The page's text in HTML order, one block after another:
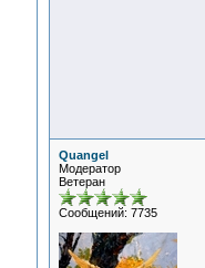
Quangel
Модератор
Ветеран
Сообщений: 7735